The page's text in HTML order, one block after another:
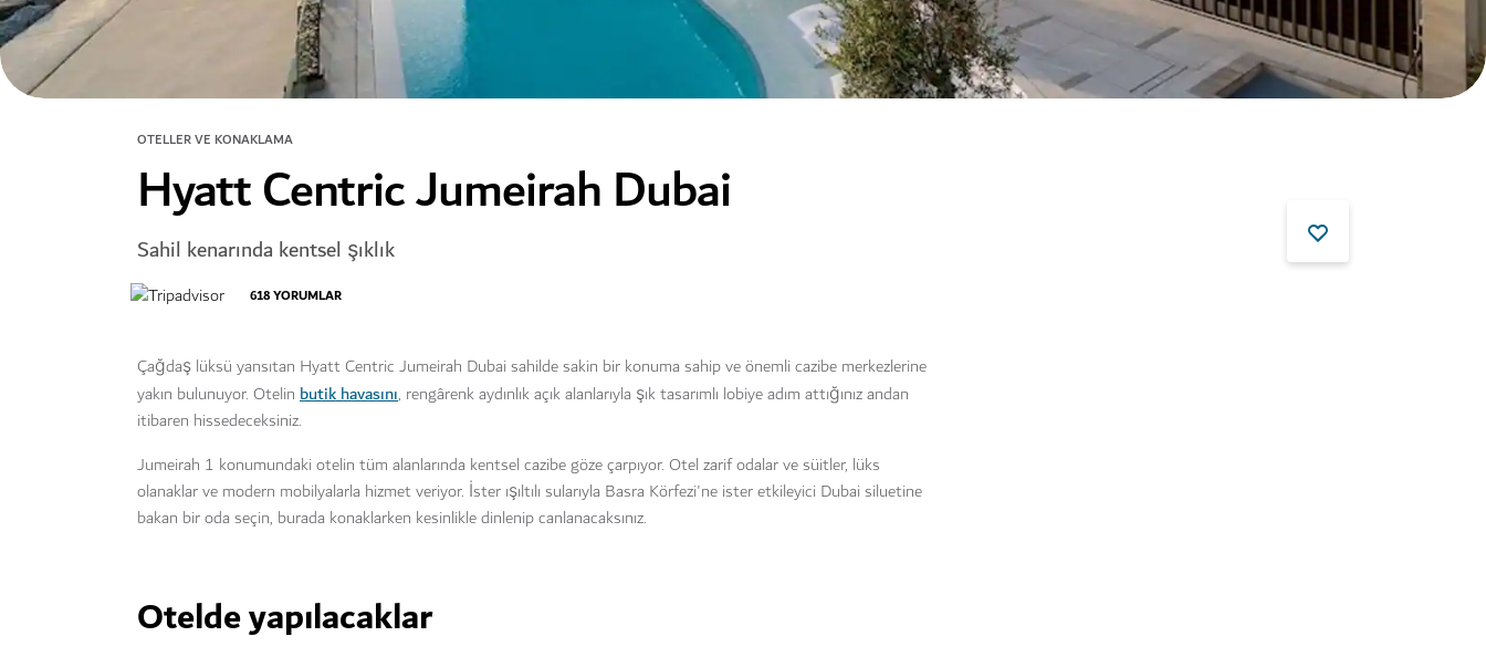
OTELLER VE KONAKLAMA
Hyatt Centric Jumeirah Dubai
Sahil kenarında kentsel şıklık
618YORUMLAR
Çağdaş lüksü yansıtan Hyatt Centric Jumeirah Dubai sahilde sakin bir konuma sahip ve önemli cazibe merkezlerine
yakın bulunuyor. Otelin butik havasını, rengârenk aydınlık açık alanlarıyla şık tasarımlı lobiye adım attığınız andan
itibaren hissedeceksiniz.
Jumeirah 1 konumundaki otelin tüm alanlarında kentsel cazibe göze çarpıyor. Otel zarif odalar ve süitler, lüks
olanaklar ve modern mobilyalarla hizmet veriyor. İster ışıltılı sularıyla Basra Körfezi'ne ister etkileyici Dubai siluetine
bakan bir oda seçin, burada konaklarken kesinlikle dinlenip canlanacaksınız.
Otelde yapılacaklar